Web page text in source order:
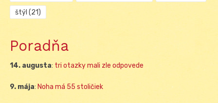
štýl (21)
Poradňa
14. augusta: tri otazky mali zle odpovede
9. mája: Noha má 55 stoličiek